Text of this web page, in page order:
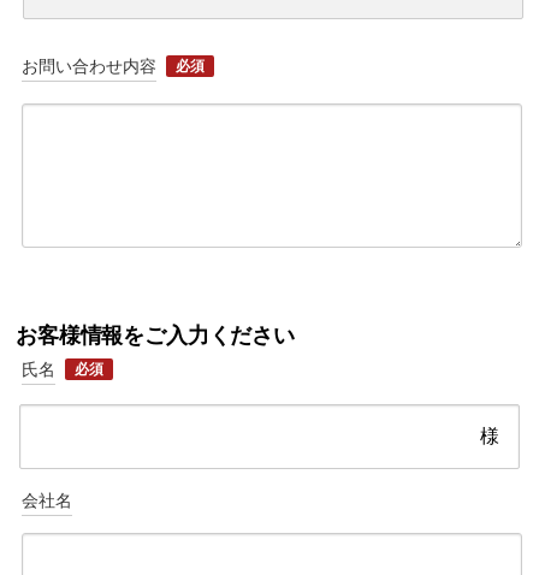
お問い合わせ内容 必須
お客様情報をご入力ください
氏名 必須
様
会社名